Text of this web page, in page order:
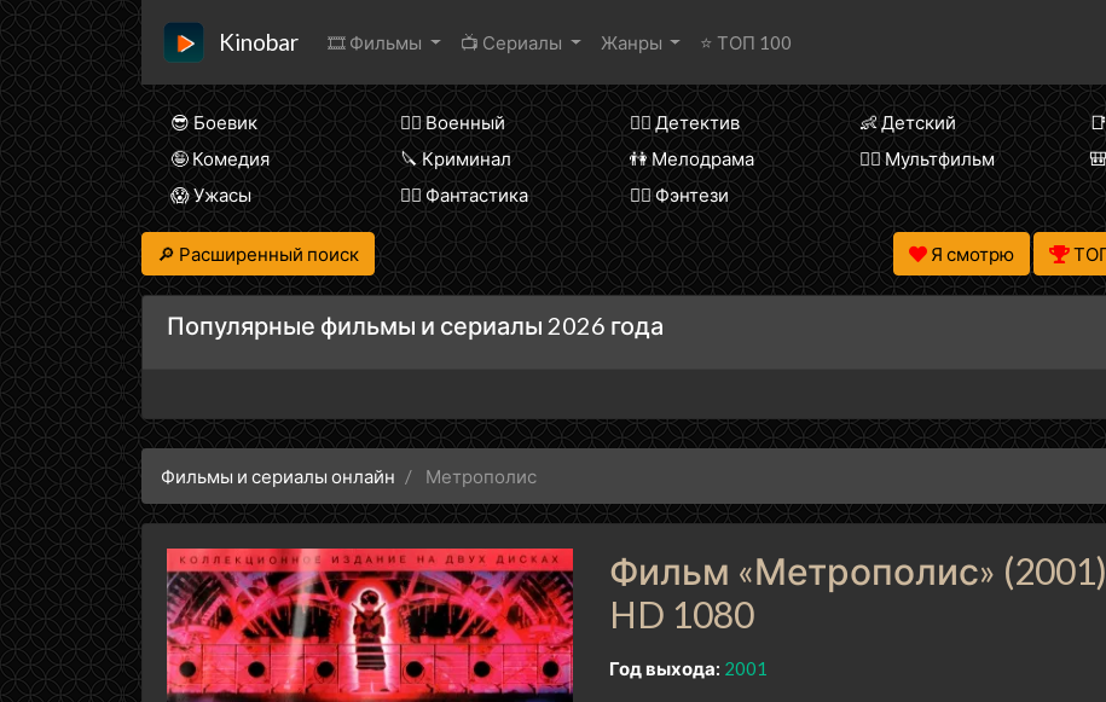
Kinobar 🎞 Фильмы 📺 Сериалы Жанры ⭐ ТОП 100
😎 Боевик 👨‍✈️ Военный 🕵️‍♂️ Детектив 👶 Детский
🤪 Комедия
🔪 Криминал 👫 Мелодрама 🧚‍♀️ Мультфильм
😱 Ужасы
🧙‍♀️ Фантастика 🧝‍♂️ Фэнтези
🔎 Расширенный поиск Я смотрю
Популярные фильмы и сериалы 2026 года
Фильмы и сериалы онлайн Метрополис
Фильм «Метрополис»
HD 1080
Год выхода: 2001